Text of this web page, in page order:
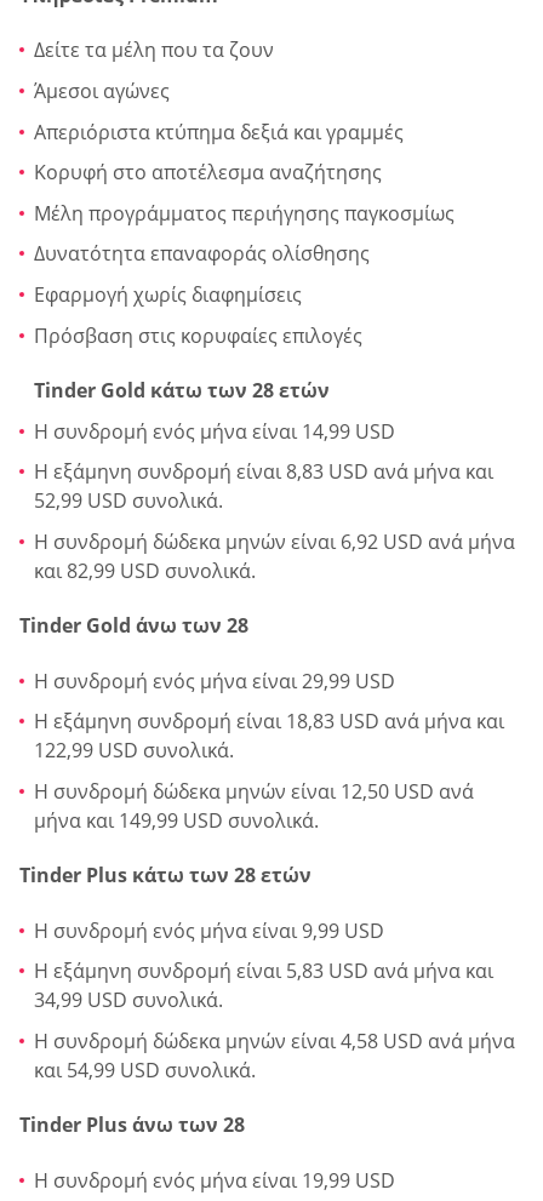
Δείτε τα μέλη που τα ζουν
Άμεσοι αγώνες
Απεριόριστα κτύπημα δεξιά και γραμμές
Κορυφή στο αποτέλεσμα αναζήτησης
Μέλη προγράμματος περιήγησης παγκοσμίως
Δυνατότητα επαναφοράς ολίσθησης
Εφαρμογή χωρίς διαφημίσεις
Πρόσβαση στις κορυφαίες επιλογές
Tinder Gold κάτω των 28 ετών
Η συνδρομή ενός μήνα είναι 14,99 USD
Η εξάμηνη συνδρομή είναι 8,83 USD ανά μήνα και
52,99 USD συνολικά.
Η συνδρομή δώδεκα μηνών είναι 6,92 USD ανά μήνα
και 82,99 USD συνολικά.
Tinder Gold άνω των 28
Η συνδρομή ενός μήνα είναι 29,99 USD
Η εξάμηνη συνδρομή είναι 18,83 USD ανά μήνα και
122,99 USD συνολικά.
Η συνδρομή δώδεκα μηνών είναι 12,50 USD ανά
μήνα και 149,99 USD συνολικά.
Tinder Plus κάτω των 28 ετών
Η συνδρομή ενός μήνα είναι 9,99 USD
Η εξάμηνη συνδρομή είναι 5,83 USD ανά μήνα και
34,99 USD συνολικά.
Η συνδρομή δώδεκα μηνών είναι 4,58 USD ανά μήνα
και 54,99 USD συνολικά.
Tinder Plus άνω των 28
Η συνδρομή ενός μήνα είναι 19,99 USD